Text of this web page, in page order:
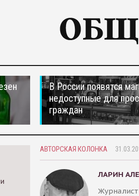
В России появятся
недоступные для
граждан
АВТОРСКАЯ КОЛОНКА
ЛАРИН
Журналист